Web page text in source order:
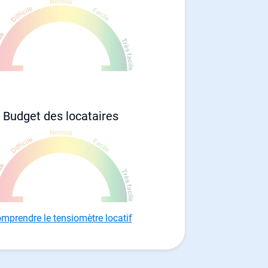
Budget des locataires
le tensiomètre locatif